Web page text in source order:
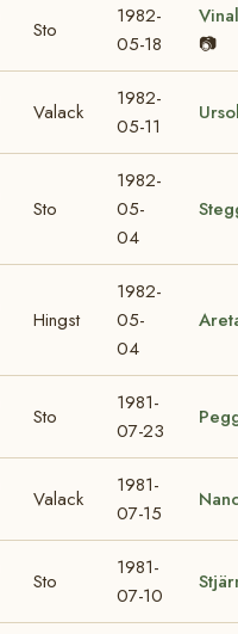
Sto
1982-
05-18
📷
Valack
1982-
05-11
Sto
1982-
05-
04
Hingst
1982-
05-
04
Sto
1981-
07-23
Valack
1981-
07-15
Sto
1981-
07-10